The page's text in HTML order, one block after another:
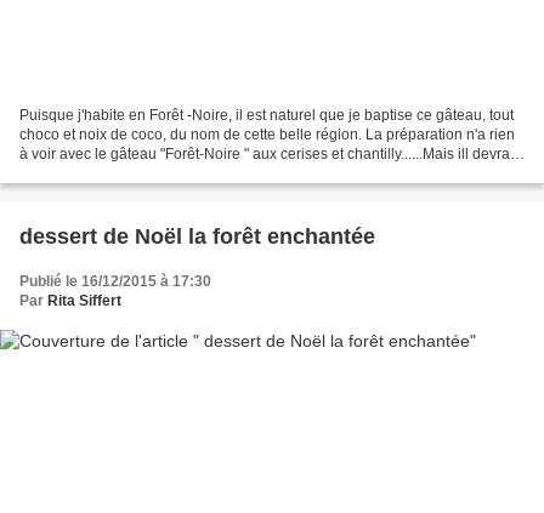
Puisque j'habite en Forêt -Noire, il est naturel que je baptise ce gâteau, tout
choco et noix de coco, du nom de cette belle région. La préparation n'a rien
à voir avec le gâteau "Forêt-Noire " aux cerises et chantilly......Mais ill devrait
dessert de Noël la forêt enchantée
Publié le 16/12/2015 à 17:30
Par Rita Siffert